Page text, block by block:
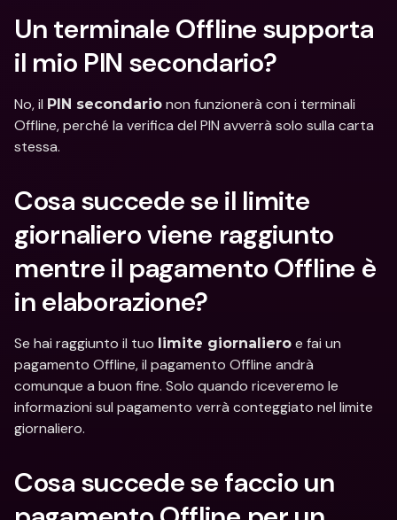
Un terminale Offline supporta
il mio PIN secondario?
No, il PIN secondario non funzionerà con i terminali
Offline, perché la verifica del PIN avverrà solo sulla carta
stessa.
Cosa succede se il limite
giornaliero viene raggiunto
mentre il pagamento Offline è
in elaborazione?
Se hai raggiunto il tuo limite giornaliero e fai un
pagamento Offline, il pagamento Offline andrà
comunque a buon fine. Solo quando riceveremo le
informazioni sul pagamento verrà conteggiato nel limite
giornaliero.
Cosa succede se faccio un